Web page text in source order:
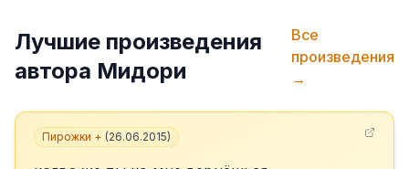
Лучшие произведения
автора Мидори
Все
произведения
→
Пирожки + (26.06.2015)